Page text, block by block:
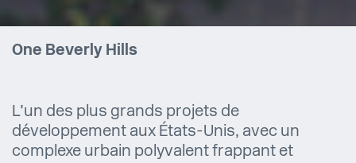
One Beverly Hills
L’un des plus grands projets de
développement aux États-Unis, avec un
complexe urbain polyvalent frappant et